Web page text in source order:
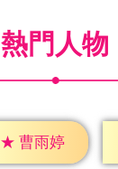
熱門人物
★ 曹雨婷